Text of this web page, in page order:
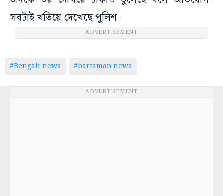
সবটাই খতিয়ে দেখেছে পুলিশ।
ADVERTISEMENT
#Bengali news #bartaman news
ADVERTISEMENT